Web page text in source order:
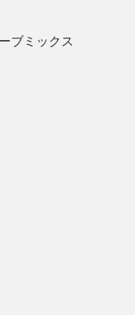
ブミックス